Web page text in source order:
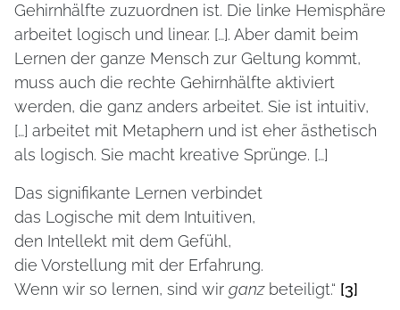
Gehirnhälfte zuzuordnen ist. Die linke Hemisphäre
arbeitet logisch und linear. […]. Aber damit beim
Lernen der ganze Mensch zur Geltung kommt,
muss auch die rechte Gehirnhälfte aktiviert
werden, die ganz anders arbeitet. Sie ist intuitiv,
[…] arbeitet mit Metaphern und ist eher ästhetisch
als logisch. Sie macht kreative Sprünge. […]
Das signifikante Lernen verbindet
das Logische mit dem Intuitiven,
den Intellekt mit dem Gefühl,
die Vorstellung mit der Erfahrung.
Wenn wir so lernen, sind wir ganz beteiligt.“ [3]